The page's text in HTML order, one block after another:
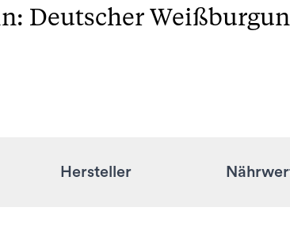
Deutscher
Hersteller